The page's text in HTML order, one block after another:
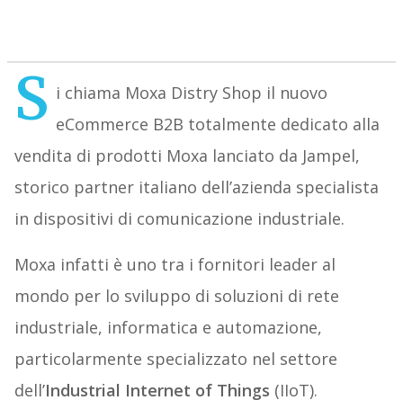
S i chiama Moxa Distry Shop il nuovo
eCommerce B2B totalmente dedicato alla
vendita di prodotti Moxa lanciato da Jampel,
storico partner italiano dell’azienda specialista
in dispositivi di comunicazione industriale.
Moxa infatti è uno tra i fornitori leader al
mondo per lo sviluppo di soluzioni di rete
industriale, informatica e automazione,
particolarmente specializzato nel settore
dell’Industrial Internet of Things (IIoT).